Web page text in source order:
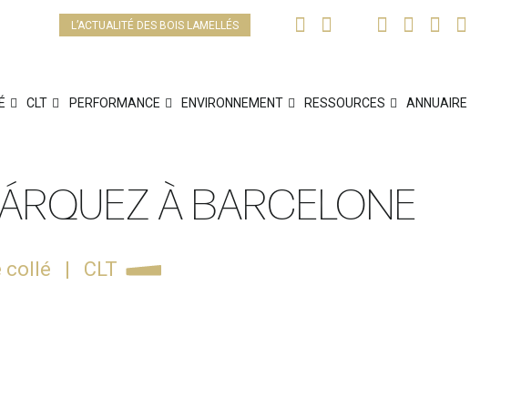
L’ACTUALITÉ DES BOIS LAMELLÉS
CLT PERFORMANCE ENVIRONNEMENT RESSOURCES ANNUAIRE
À BARCELONE
collé CLT